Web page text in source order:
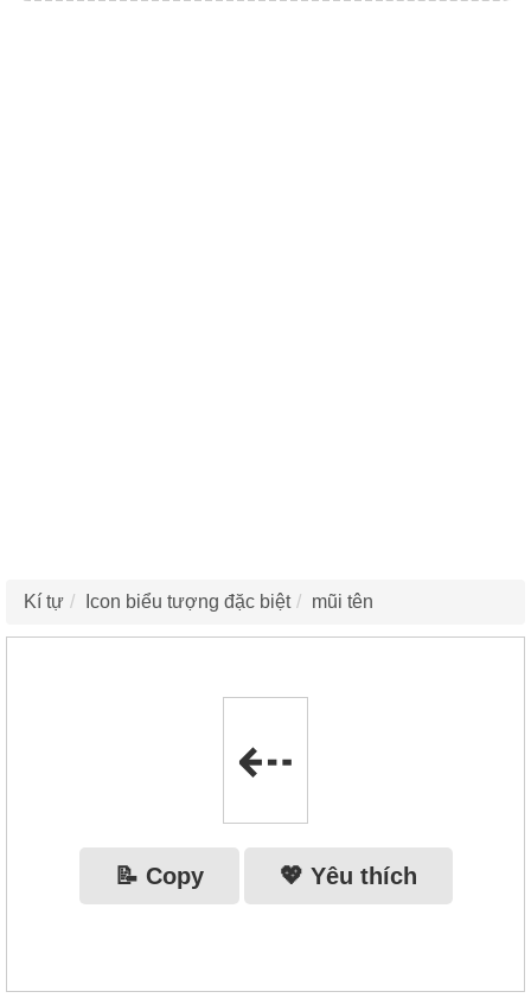
Kí tự Icon biểu tượng đặc biệt mũi tên
⇠
📝 Copy 💖 Yêu thích